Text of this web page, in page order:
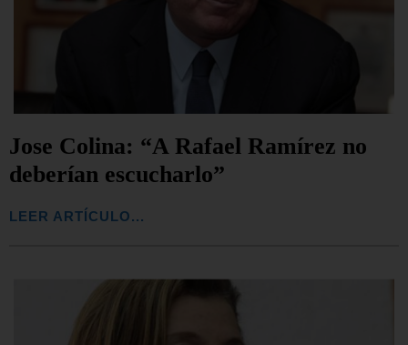
Jose Colina: “A Rafael Ramírez no
deberían escucharlo”
LEER ARTÍCULO...